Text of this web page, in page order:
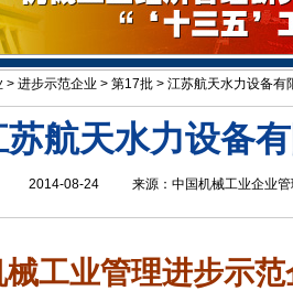
> 进步示范企业 > 第17批 > 江苏航天水力设备有
企业复工复产 新年首次国务院常务会议为何聚
苏航天水力设备
2014-08-24 来源： 中国机械工业企业
械工业管理进步示